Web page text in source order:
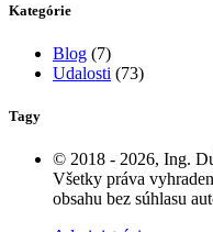
Kategórie
Blog (7)
Udalosti (73)
Tagy
© 2018 - 2026, Ing.
Všetky práva
obsahu bez súhlasu